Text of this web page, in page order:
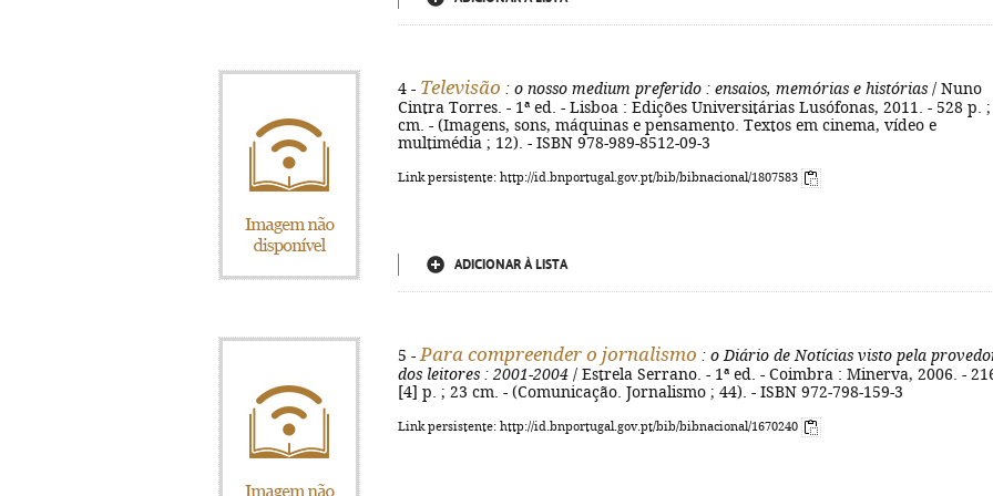
4 - Televisão : o nosso medium preferido : ensaios, memórias e histórias / Nuno
Cintra Torres. - 1ª ed. - Lisboa : Edições Universitárias Lusófonas, 2011. - 528 p. ;
cm. - (Imagens, sons, máquinas e pensamento. Textos em cinema, vídeo e
multimédia ; 12). - ISBN 978-989-8512-09-3
Link persistente: http://id.bnportugal.gov.pt/bib/bibnacional/1807583
ADICIONAR À LISTA
5 - Para compreender o jornalismo : o Diário de Notícias visto pela
dos leitores : 2001-2004 / Estrela Serrano. - 1ª ed. - Coimbra : Minerva, 2006. -
[4] p. ; 23 cm. - (Comunicação. Jornalismo ; 44). - ISBN 972-798-159-3
Link persistente: http://id.bnportugal.gov.pt/bib/bibnacional/1670240